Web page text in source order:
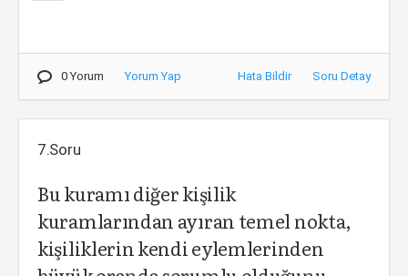
0 Yorum Yorum Yap Hata Bildir Soru Detay
7.Soru
Bu kuramı diğer kişilik
kuramlarından ayıran temel nokta,
kişiliklerin kendi eylemlerinden